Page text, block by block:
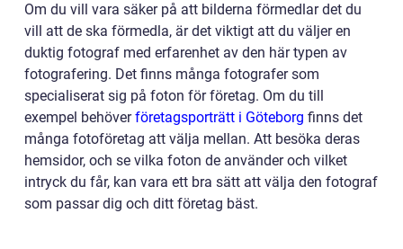
Om du vill vara säker på att bilderna förmedlar det du
vill att de ska förmedla, är det viktigt att du väljer en
duktig fotograf med erfarenhet av den här typen av
fotografering. Det finns många fotografer som
specialiserat sig på foton för företag. Om du till
exempel behöverföretagsporträtt i Göteborg finns det
många fotoföretag att välja mellan. Att besöka deras
hemsidor, och se vilka foton de använder och vilket
intryck du får, kan vara ett bra sätt att välja den fotograf
som passar dig och ditt företag bäst.